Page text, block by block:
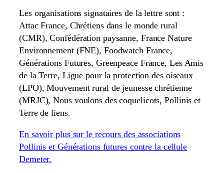
Les organisations signataires de la lettre sont :
Attac France, Chrétiens dans le monde rural
(CMR), Confédération paysanne, France Nature
Environnement (FNE), Foodwatch France,
Générations Futures, Greenpeace France, Les Amis
de la Terre, Ligue pour la protection des oiseaux
(LPO), Mouvement rural de jeunesse chrétienne
(MRJC), Nous voulons des coquelicots, Pollinis et
Terre de liens.
En savoir plus sur le recours des associations
Pollinis et Générations futures contre la cellule
Demeter.